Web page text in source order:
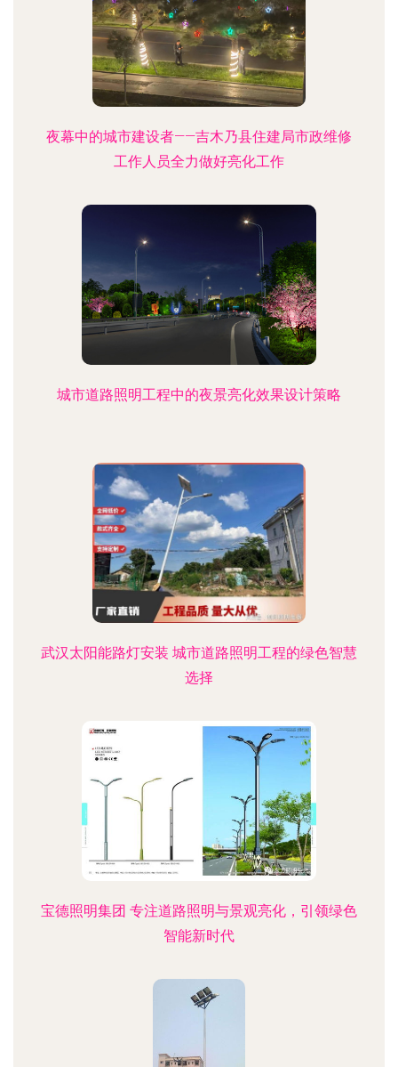
夜幕中的城市建设者——吉木乃县住建局市政维修
工作人员全力做好亮化工作
城市道路照明工程中的夜景亮化效果设计策略
武汉太阳能路灯安装 城市道路照明工程的绿色智慧
选择
宝德照明集团 专注道路照明与景观亮化，引领绿色
智能新时代